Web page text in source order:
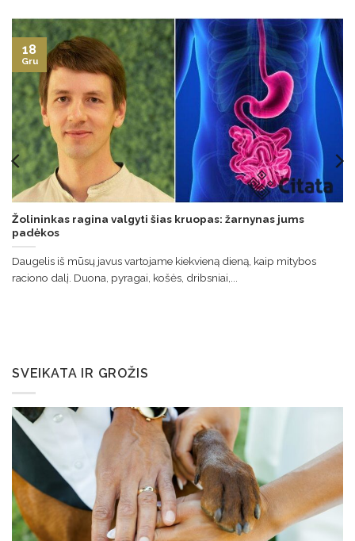
Žolininkas ragina valgyti šias kruopas: žarnynas jums
padėkos
Daugelis iš mūsų javus vartojame kiekvieną dieną, kaip mitybos
raciono dalį. Duona, pyragai, košės, dribsniai,...
18
Gru
SVEIKATA IR GROŽIS